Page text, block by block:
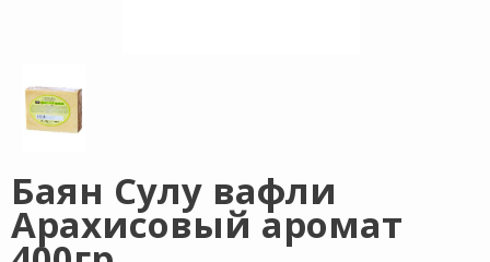
Баян Сулу вафли
Арахисовый аромат